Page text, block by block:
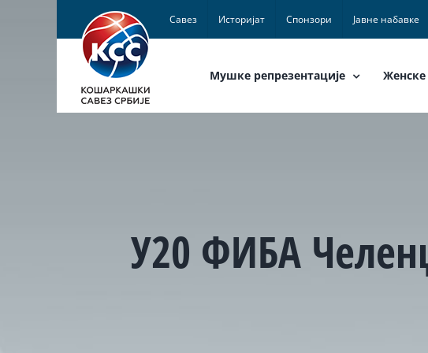
Савез Историјат Спонзори Јавне набавке
Мушке репрезентације Женске
У20 ФИБА